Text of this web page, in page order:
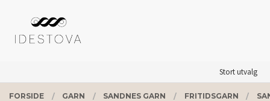
innholdet
Stort utvalg
PRODUKTER
FORSIDE GARN SANDNES GARN FRITIDSGARN